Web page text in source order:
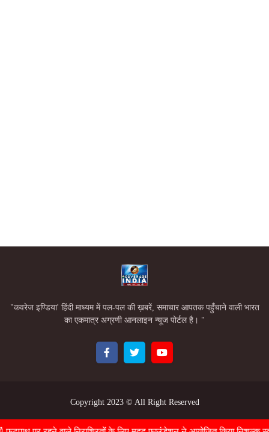
"कवरेज इण्डिया' हिंदी माध्यम में पल-पल की ख़बरें, समाचार आपतक पहुँचाने वाली भारत
का एकमात्र अग्रणी आनलाइन न्यूज पोर्टल है। "
Copyright 2023 © All Right Reserved